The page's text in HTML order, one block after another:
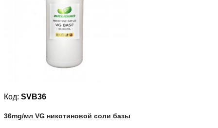
Код: SVB36
36mg/мл VG никотиновой соли базы